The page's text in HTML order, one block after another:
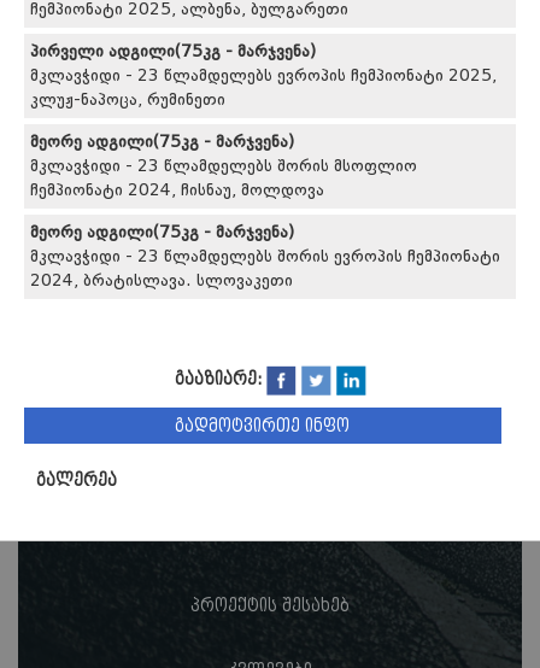
ჩემპიონატი 2025, ალბენა, ბულგარეთი
პირველი ადგილი(75კგ - მარჯვენა)
მკლავჭიდი - 23 წლამდელებს ევროპის ჩემპიონატი 2025,
კლუჟ-ნაპოცა, რუმინეთი
მეორე ადგილი(75კგ - მარჯვენა)
მკლავჭიდი - 23 წლამდელებს შორის მსოფლიო
ჩემპიონატი 2024, ჩისნაუ, მოლდოვა
მეორე ადგილი(75კგ - მარჯვენა)
მკლავჭიდი - 23 წლამდელებს შორის ევროპის ჩემპიონატი
2024, ბრატისლავა. სლოვაკეთი
გააზიარე:
გადმოტვირთე ინფო
გალერეა
პროექტის შესახებ